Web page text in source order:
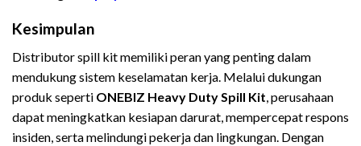
Kesimpulan
Distributor spill kit memiliki peran yang penting dalam
mendukung sistem keselamatan kerja. Melalui dukungan
produk seperti ONEBIZ Heavy Duty Spill Kit, perusahaan
dapat meningkatkan kesiapan darurat, mempercepat respons
insiden, serta melindungi pekerja dan lingkungan. Dengan